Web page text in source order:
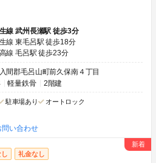
線 武州長瀬駅 徒歩3分
線 東毛呂駅 徒歩18分
線 毛呂駅 徒歩23分
間郡毛呂山町前久保南４丁目
軽量鉄骨 2階建
駐車場あり オートロック
い合わせ
礼金なし